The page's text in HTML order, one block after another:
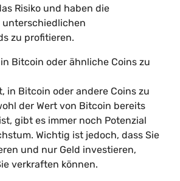
Risiko und haben die
unterschiedlichen
zu profitieren.
Bitcoin oder ähnliche Coins zu
in Bitcoin oder andere Coins zu
der Wert von Bitcoin bereits
gibt es immer noch Potenzial
Wichtig ist jedoch, dass Sie
und nur Geld investieren,
verkraften können.